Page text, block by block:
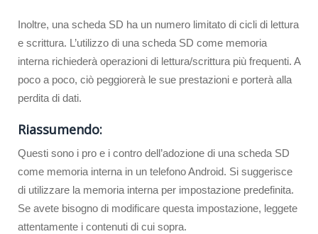
Inoltre, una scheda SD ha un numero limitato di cicli di lettura
e scrittura. L’utilizzo di una scheda SD come memoria
interna richiederà operazioni di lettura/scrittura più frequenti. A
poco a poco, ciò peggiorerà le sue prestazioni e porterà alla
perdita di dati.
Riassumendo:
Questi sono i pro e i contro dell’adozione di una scheda SD
come memoria interna in un telefono Android. Si suggerisce
di utilizzare la memoria interna per impostazione predefinita.
Se avete bisogno di modificare questa impostazione, leggete
attentamente i contenuti di cui sopra.